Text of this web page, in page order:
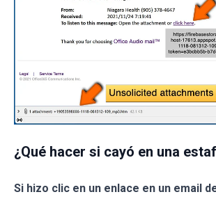
¿Qué hacer si cayó en una
Si hizo clic en un enlace en un email